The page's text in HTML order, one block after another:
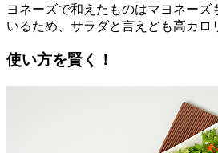
ヨネーズで和えたものはマヨネーズ
いるため、サラダと言えども高カロ
使い方を賢く！